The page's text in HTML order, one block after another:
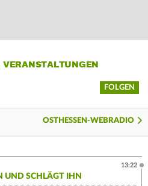
FOLGEN
OSTHESSEN-WEBRADIO
UND SCHLÄGT IHN
13:22